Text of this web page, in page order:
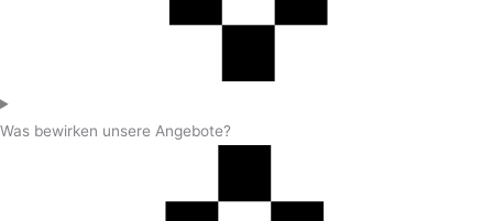
Was bewirken unsere Angebote?